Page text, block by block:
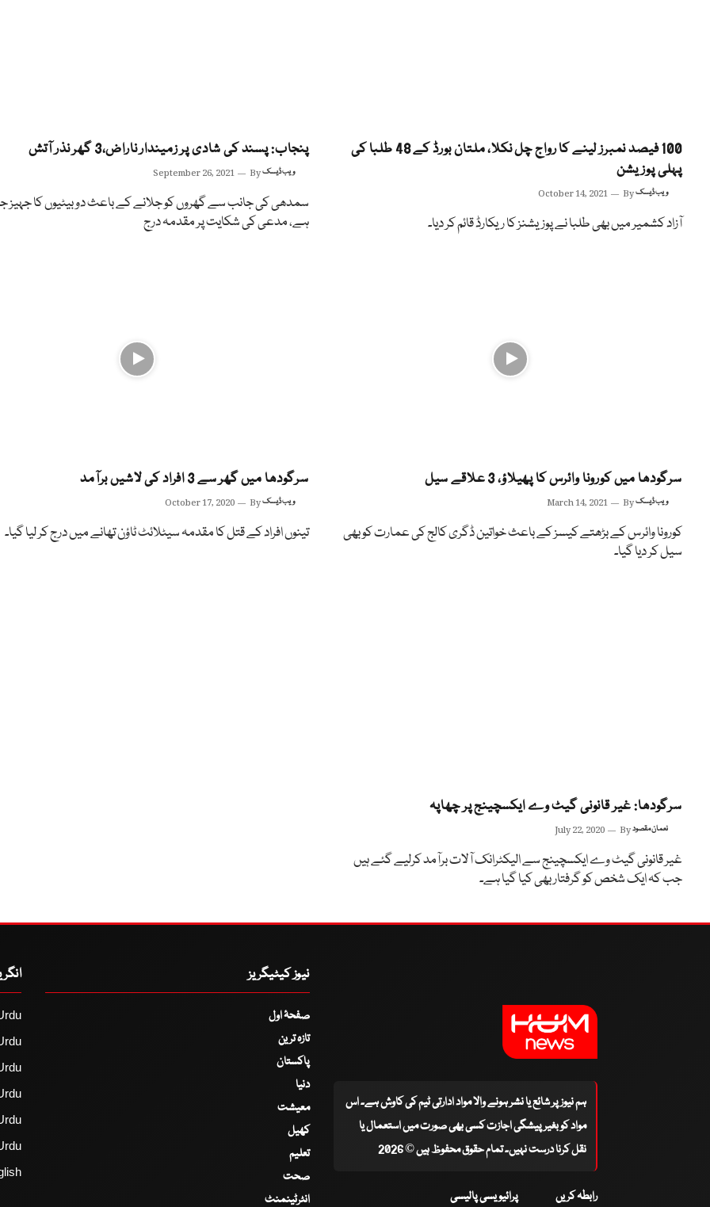
100 فیصد نمبرز لینے کا رواج چل نکلا، ملتان بورڈ کے 48 طلبا کی
پہلی پوزیشن
October 14, 2021 Byویب ڈیسک
آزاد کشمیر میں بھی طلبا نے پوزیشنز کا ریکارڈ قائم کر دیا۔
پنجاب: پسند کی شادی پر زمیندار ناراض،3 گھر نذر آتش
September 26, 2021 Byویب ڈیسک
سمدھی کی جانب سے گھروں کو جلانے کے باعث دو بیٹیوں کا جہیز
ہے، مدعی کی شکایت پر مقدمہ درج
سرگودھا میں کورونا وائرس کا پھیلاؤ، 3 علاقے سیل
March 14, 2021 Byویب ڈیسک
کورونا وائرس کے بڑھتے کیسز کے باعث خواتین ڈگری کالج کی عمارت کو بھی
سیل کر دیا گیا۔
سرگودھا میں گھر سے 3 افراد کی لاشیں برآمد
October 17, 2020 Byویب ڈیسک
تینوں افراد کے قتل کا مقدمہ سیٹلائٹ ٹاؤن تھانے میں درج کر لیا گیا۔
سرگودھا: غیر قانونی گیٹ وے ایکسچینج پر چھاپہ
July 22, 2020 Byنعمان مقصود
غیر قانونی گیٹ وے ایکسچینج سے الیکٹرانک آلات برآمد کرلیے گئے ہیں
جب کہ ایک شخص کو گرفتار بھی کیا گیا ہے۔
ہم نیوز پر شائع یا نشر ہونے والا مواد ادارتی ٹیم کی کاوش ہے۔ اس
مواد کو بغیر پیشگی اجازت کسی بھی صورت میں استعمال یا
نقل کرنا درست نہیں۔ تمام حقوق محفوظ ہیں © 2026
رابطہ کریں پرائیویسی پالیسی
نیوز کیٹیگریز
صفحۂ اول
تازہ ترین
پاکستان
دنیا
معیشت
کھیل
تعلیم
صحت
انٹرٹینمنٹ